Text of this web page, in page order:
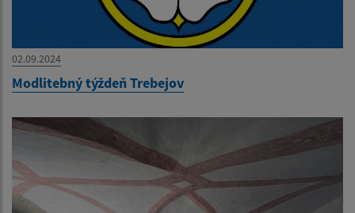
02.09.2024
Modlitebný týždeň Trebejov